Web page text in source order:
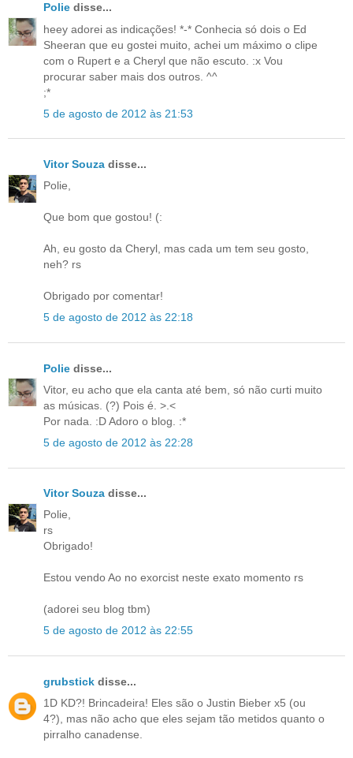
Polie disse...
heey adorei as indicações! *-* Conhecia só dois o Ed
Sheeran que eu gostei muito, achei um máximo o clipe
com o Rupert e a Cheryl que não escuto. :x Vou
procurar saber mais dos outros. ^^
;*
5 de agosto de 2012 às 21:53
Vitor Souza disse...
Polie,
Que bom que gostou! (:
Ah, eu gosto da Cheryl, mas cada um tem seu gosto,
neh? rs
Obrigado por comentar!
5 de agosto de 2012 às 22:18
Polie disse...
Vitor, eu acho que ela canta até bem, só não curti muito
as músicas. (?) Pois é. >.<
Por nada. :D Adoro o blog. :*
5 de agosto de 2012 às 22:28
Vitor Souza disse...
Polie,
rs
Obrigado!
Estou vendo Ao no exorcist neste exato momento rs
(adorei seu blog tbm)
5 de agosto de 2012 às 22:55
grubstick disse...
1D KD?! Brincadeira! Eles são o Justin Bieber x5 (ou
4?), mas não acho que eles sejam tão metidos quanto o
pirralho canadense.